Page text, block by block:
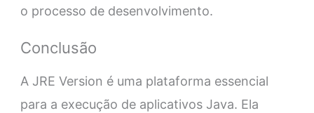
o processo de desenvolvimento.
Conclusão
A JRE Version é uma plataforma essencial
para a execução de aplicativos Java. Ela